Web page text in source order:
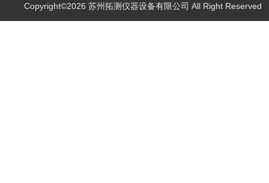
Copyright©2026 苏州拓测仪器设备有限公司 All Right